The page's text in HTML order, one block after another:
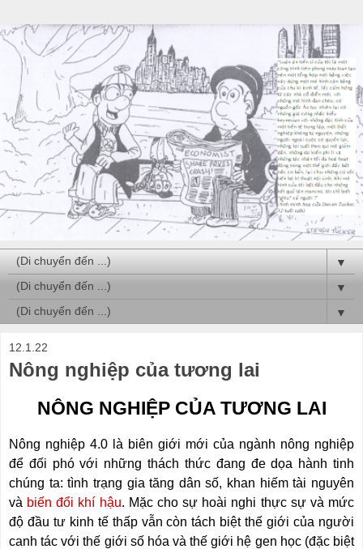
▼
▼
▼
12.1.22
Nông nghiệp của tương lai
NÔNG NGHIỆP CỦA TƯƠNG LAI
Nông nghiệp 4.0 là biên giới mới của ngành nông nghiệp
để đối phó với những thách thức đang đe dọa hành tinh
chúng ta: tình trạng gia tăng dân số, khan hiếm tài nguyên
và biến đổi khí hậu. Mặc cho sự hoài nghi thực sự và mức
độ đầu tư kinh tế thấp vẫn còn tách biệt thế giới của người
canh tác với thế giới số hóa và thế giới hệ gen học (đặc biệt